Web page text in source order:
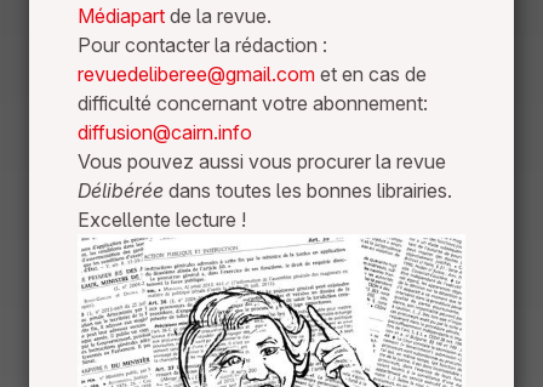
Médiapart de la revue.
Pour contacter la rédaction :
revuedeliberee@gmail.com et en cas de
difficulté concernant votre abonnement:
diffusion@cairn.info
Vous pouvez aussi vous procurer la revue
Délibérée dans toutes les bonnes librairies.
Excellente lecture !